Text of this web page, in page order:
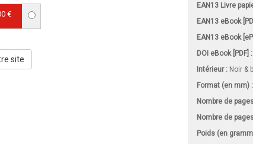
€
site
EAN13 Livre
EAN13 eBook
EAN13 eBook
DOI eBook [PDF] :
Intérieur : Noir &
Format (en mm) :
Nombre de
Nombre de
Poids (en